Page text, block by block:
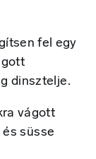
fel egy
dinsztelje.
vágott
süsse